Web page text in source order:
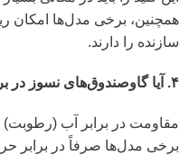
همچنین، برخی مدل‌ها
سازنده را دارند.
۴. آیا گاوصندوق‌های نسوز در برابر آب هم مقاوم هستند؟
مقاومت در برابر آب
برخی مدل‌ها صرفاً در برابر